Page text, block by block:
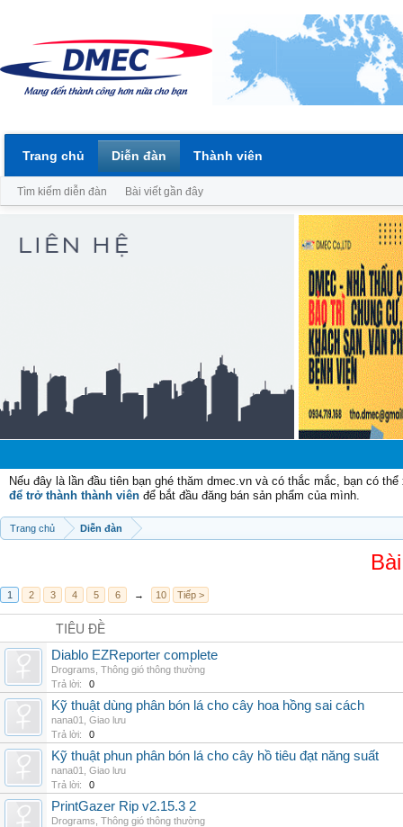
Nếu đây là lần đầu tiên bạn ghé thăm dmec.vn và có thắc mắc, bạn có
để trở thành thành viên để bắt đầu đăng bán sản phẩm của mình.
Trang chủ Diễn đàn
1 2 3 4 5 6 → 10 Tiếp >
TIÊU ĐỀ
Diablo EZReporter complete
Drograms Thông gió thông thường
Trả lời:
0
Kỹ thuật dùng phân bón lá cho cây hoa hồng sai cách
nana01
Giao lưu
Trả lời:
0
Kỹ thuật phun phân bón lá cho cây hồ tiêu đạt năng suất
nana01
Giao lưu
Trả lời:
0
PrintGazer Rip v2.15.3 2
Drograms Thông gió thông thường
Trang chủ Diễn đàn
Tìm kiếm diễn đàn Bài viết gần đây
Thành viên